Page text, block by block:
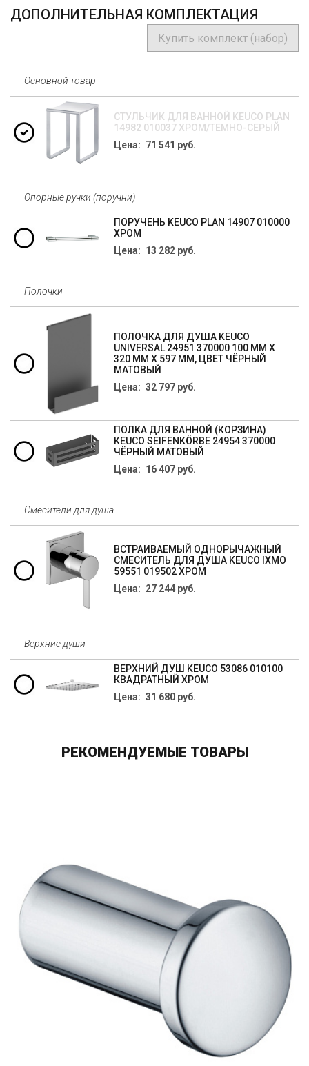
ДОПОЛНИТЕЛЬНАЯ КОМПЛЕКТАЦИЯ
Купить комплект (набор)
Основной товар
СТУЛЬЧИК ДЛЯ ВАННОЙ KEUCO PLAN
14982 010037 ХРОМ/ТЕМНО-СЕРЫЙ
Цена: 71 541 руб.
Опорные ручки (поручни)
ПОРУЧЕНЬ KEUCO PLAN 14907 010000
ХРОМ
Цена: 13 282 руб.
Полочки
ПОЛОЧКА ДЛЯ ДУША KEUCO
UNIVERSAL 24951 370000 100 ММ Х
320 ММ Х 597 ММ, ЦВЕТ ЧЁРНЫЙ
МАТОВЫЙ
Цена: 32 797 руб.
ПОЛКА ДЛЯ ВАННОЙ (КОРЗИНА)
KEUCO SEIFENKÖRBE 24954 370000
ЧЁРНЫЙ МАТОВЫЙ
Цена: 16 407 руб.
Смесители для душа
ВСТРАИВАЕМЫЙ ОДНОРЫЧАЖНЫЙ
СМЕСИТЕЛЬ ДЛЯ ДУША KEUCO IXMO
59551 019502 ХРОМ
Цена: 27 244 руб.
Верхние души
ВЕРХНИЙ ДУШ KEUCO 53086 010100
КВАДРАТНЫЙ ХРОМ
Цена: 31 680 руб.
РЕКОМЕНДУЕМЫЕ ТОВАРЫ